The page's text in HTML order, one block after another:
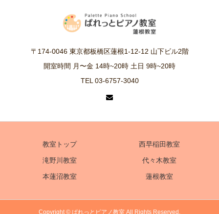
〒174-0046 東京都板橋区蓮根1-12-12 山下ビル2階
開室時間 月〜金 14時~20時 土日 9時~20時
TEL 03-6757-3040
教室トップ 西早稲田教室
滝野川教室 代々木教室
本蓮沼教室 蓮根教室
Copyright © ぱれっとピアノ教室 All Rights Reserved.